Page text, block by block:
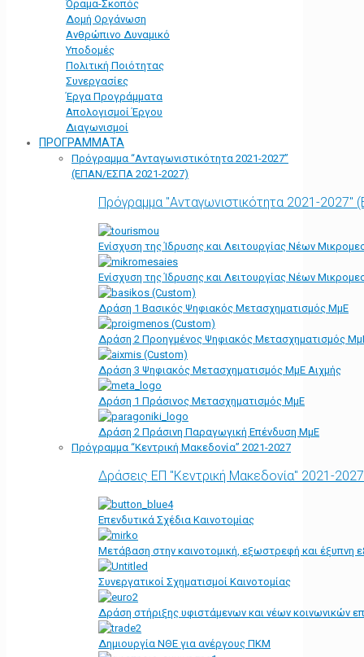
Όραμα-Σκοπός
Δομή Οργάνωση
Ανθρώπινο Δυναμικό
Υποδομές
Πολιτική Ποιότητας
Συνεργασίες
Έργα Προγράμματα
Απολογισμοί Έργου
Διαγωνισμοί
ΠΡΟΓΡΑΜΜΑΤΑ
Πρόγραμμα “Ανταγωνιστικότητα 2021-2027”
(ΕΠΑΝ/ΕΣΠΑ 2021-2027)
Πρόγραμμα "Ανταγωνιστικότητα 2021-
Ενίσχυση της Ίδρυσης και Λειτουργίας Νέων
Ενίσχυση της Ίδρυσης και Λειτουργίας Νέων
Δράση 1 Βασικός Ψηφιακός Μετασχηματισμός ΜμΕ
Δράση 2 Προηγμένος Ψηφιακός Μετασχηματισμός
Δράση 3 Ψηφιακός Μετασχηματισμός ΜμΕ Αιχμής
Δράση 1 Πράσινος Μετασχηματισμός ΜμΕ
Δράση 2 Πράσινη Παραγωγική Επένδυση ΜμΕ
Πρόγραμμα “Κεντρική Μακεδονία” 2021-2027
Δράσεις ΕΠ "Κεντρική Μακεδονία" 2021-2027
Επενδυτικά Σχέδια Καινοτομίας
Μετάβαση στην καινοτομική, εξωστρεφή και έξυπνη
Συνεργατικοί Σχηματισμοί Καινοτομίας
Δράση στήριξης υφιστάμενων και νέων κοινωνικών
Δημιουργία ΝΘΕ για ανέργους ΠΚΜ